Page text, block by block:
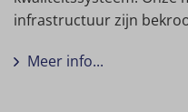
infrastructuur zijn
Meer info...